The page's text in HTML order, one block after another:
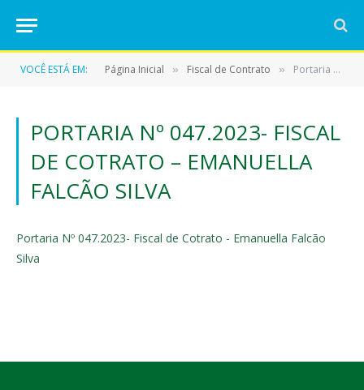
VOCÊ ESTÁ EM: Página Inicial » Fiscal de Contrato » Portaria Nº 047.2023- Fiscal de Cotrato – Emanuella Falcão Silva
PORTARIA Nº 047.2023- FISCAL
DE COTRATO – EMANUELLA
FALCÃO SILVA
Portaria Nº 047.2023- Fiscal de Cotrato - Emanuella Falcão
Silva